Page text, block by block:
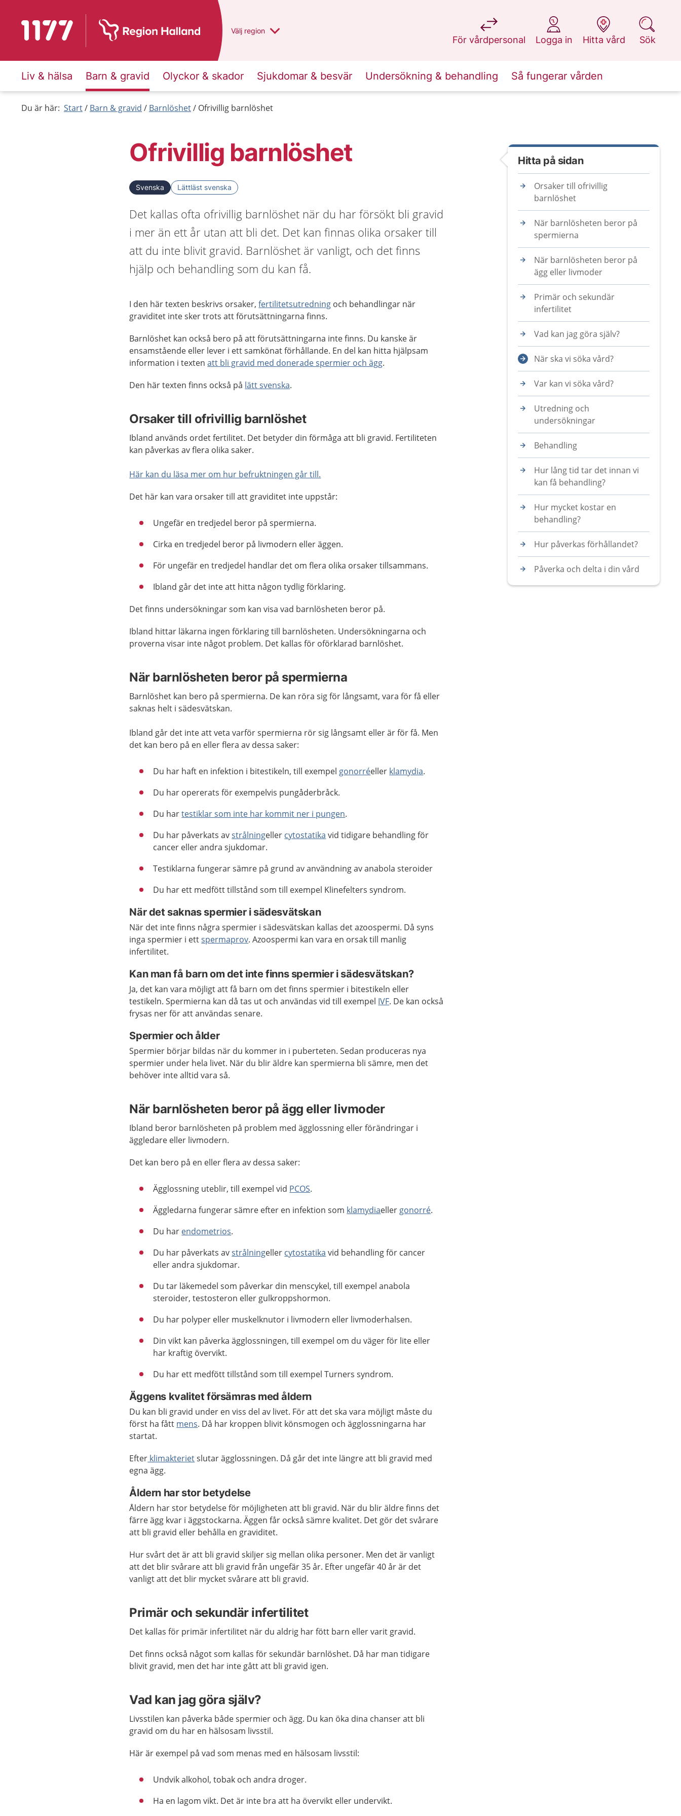
Till startsidan för 1177 Du har valt region
Välj en annan
region
För vårdpersonal
på 1177.se
Logga in
på 1177.se
Hitta vård
på 1177.se
Sök
på 1177.se
Liv & hälsa Barn & gravid Olyckor & skador Sjukdomar & besvär Undersökning & behandling Så fungerar vården
Du är här: Start Barn & gravid Barnlöshet Ofrivillig barnlöshet
Ofrivillig barnlöshet
Svenska Lättläst svenska
Det kallas ofta ofrivillig barnlöshet när du har försökt bli gravid
i mer än ett år utan att bli det. Det kan finnas olika orsaker till
att du inte blivit gravid. Barnlöshet är vanligt, och det finns
hjälp och behandling som du kan få.
I den här texten beskrivs orsaker,fertilitetsutredning och behandlingar när
graviditet inte sker trots att förutsättningarna finns.
Barnlöshet kan också bero på att förutsättningarna inte finns. Du kanske är
ensamstående eller lever i ett samkönat förhållande. En del kan hitta hjälpsam
information i textenatt bli gravid med donerade spermier och ägg.
Den här texten finns också på lätt svenska.
Orsaker till ofrivillig barnlöshet
Ibland används ordet fertilitet. Det betyder din förmåga att bli gravid. Fertiliteten
kan påverkas av flera olika saker.
Här kan du läsa mer om hur befruktningen går till.
Det här kan vara orsaker till att graviditet inte uppstår:
Ungefär en tredjedel beror på spermierna.
Cirka en tredjedel beror på livmodern eller äggen.
För ungefär en tredjedel handlar det om flera olika orsaker tillsammans.
Ibland går det inte att hitta någon tydlig förklaring.
Det finns undersökningar som kan visa vad barnlösheten beror på.
Ibland hittar läkarna ingen förklaring till barnlösheten. Undersökningarna och
proverna visar inte något problem. Det kallas för oförklarad barnlöshet.
När barnlösheten beror på spermierna
Barnlöshet kan bero på spermierna. De kan röra sig för långsamt, vara för få eller
saknas helt i sädesvätskan.
Ibland går det inte att veta varför spermierna rör sig långsamt eller är för få. Men
det kan bero på en eller flera av dessa saker:
Du har haft en infektion i bitestikeln, till exempel gonorréeller klamydia.
Du har opererats för exempelvis pungåderbråck.
Du hartestiklar som inte har kommit ner i pungen.
Du har påverkats avstrålningeller cytostatika vid tidigare behandling för
cancer eller andra sjukdomar.
Testiklarna fungerar sämre på grund av användning av anabola steroider
Du har ett medfött tillstånd som till exempel Klinefelters syndrom.
När det saknas spermier i sädesvätskan
När det inte finns några spermier i sädesvätskan kallas det azoospermi. Då syns
inga spermier i ettspermaprov. Azoospermi kan vara en orsak till manlig
infertilitet.
Kan man få barn om det inte finns spermier i sädesvätskan?
Ja, det kan vara möjligt att få barn om det finns spermier i bitestikeln eller
testikeln. Spermierna kan då tas ut och användas vid till exempel IVF. De kan också
frysas ner för att användas senare.
Spermier och ålder
Spermier börjar bildas när du kommer in i puberteten. Sedan produceras nya
spermier under hela livet. När du blir äldre kan spermierna bli sämre, men det
behöver inte alltid vara så.
När barnlösheten beror på ägg eller livmoder
Ibland beror barnlösheten på problem med ägglossning eller förändringar i
äggledare eller livmodern.
Det kan bero på en eller flera av dessa saker:
Ägglossning uteblir, till exempel vid PCOS.
Äggledarna fungerar sämre efter en infektion som klamydiaeller gonorré.
Du har endometrios.
Du har påverkats avstrålningeller cytostatika vid behandling för cancer
eller andra sjukdomar.
Du tar läkemedel som påverkar din menscykel, till exempel anabola
steroider, testosteron eller gulkroppshormon.
Du har polyper eller muskelknutor i livmodern eller livmoderhalsen.
Din vikt kan påverka ägglossningen, till exempel om du väger för lite eller
har kraftig övervikt.
Du har ett medfött tillstånd som till exempel Turners syndrom.
Äggens kvalitet försämras med åldern
Du kan bli gravid under en viss del av livet. För att det ska vara möjligt måste du
först ha fått mens. Då har kroppen blivit könsmogen och ägglossningarna har
startat.
Efter klimakterietslutar ägglossningen. Då går det inte längre att bli gravid med
egna ägg.
Åldern har stor betydelse
Åldern har stor betydelse för möjligheten att bli gravid. När du blir äldre finns det
färre ägg kvar i äggstockarna. Äggen får också sämre kvalitet. Det gör det svårare
att bli gravid eller behålla en graviditet.
Hur svårt det är att bli gravid skiljer sig mellan olika personer. Men det är vanligt
att det blir svårare att bli gravid från ungefär 35 år. Efter ungefär 40 år är det
vanligt att det blir mycket svårare att bli gravid.
Primär och sekundär infertilitet
Det kallas för primär infertilitet när du aldrig har fött barn eller varit gravid.
Det finns också något som kallas för sekundär barnlöshet. Då har man tidigare
blivit gravid, men det har inte gått att bli gravid igen.
Vad kan jag göra själv?
Livsstilen kan påverka både spermier och ägg. Du kan öka dina chanser att bli
gravid om du har en hälsosam livsstil.
Här är exempel på vad som menas med en hälsosam livsstil:
Undvik alkohol, tobak och andra droger.
Ha en lagom vikt. Det är inte bra att ha övervikt eller undervikt.
Hitta på sidan
Orsaker till ofrivillig
barnlöshet
När barnlösheten beror på
spermierna
När barnlösheten beror på
ägg eller livmoder
Primär och sekundär
infertilitet
Vad kan jag göra själv?
När ska vi söka vård?
Var kan vi söka vård?
Utredning och
undersökningar
Behandling
Hur lång tid tar det innan vi
kan få behandling?
Hur mycket kostar en
behandling?
Hur påverkas förhållandet?
Påverka och delta i din vård